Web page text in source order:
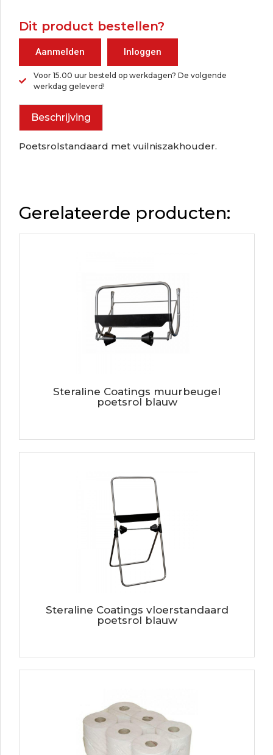
Dit product bestellen?
Aanmelden Inloggen
Voor 15.00 uur besteld op werkdagen? De volgende
werkdag geleverd!
Beschrijving
Poetsrolstandaard met vuilniszakhouder.
Gerelateerde producten:
Steraline Coatings muurbeugel
poetsrol blauw
Steraline Coatings vloerstandaard
poetsrol blauw